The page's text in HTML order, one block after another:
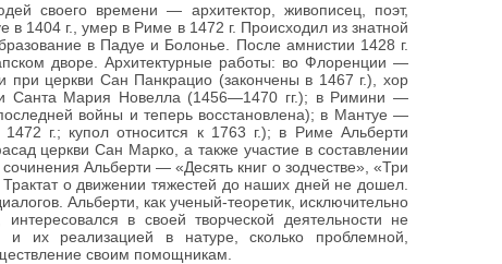
своего времени — архитектор, живописец, поэт,
в 1404 г., умер в Риме в 1472 г. Происходил из знатной
в Падуе и Болонье. После амнистии 1428 г.
дворе. Архитектурные работы: во Флоренции —
церкви Сан Панкрацио (закончены в 1467 г.), хор
Санта Мария Новелла (1456—1470 гг.); в Римини —
войны и теперь восстановлена); в Мантуе —
г.; купол относится к 1763 г.); в Риме Альберти
церкви Сан Марко, а также участие в составлении
Альберти — «Десять книг о зодчестве», «Три
о движении тяжестей до наших дней не дошел.
Альберти, как ученый-теоретик, исключительно
в своей творческой деятельности не
и их реализацией в натуре, сколько проблемной,
своим помощникам.